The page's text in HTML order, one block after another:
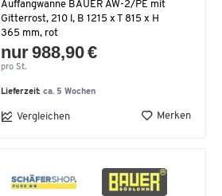
Auffangwanne BAUER AW-2/PE mit
Gitterrost, 210 l, B 1215 x T 815 x H
365 mm, rot
nur 988,90 €
pro St.
Lieferzeit:ca. 5 Wochen
Vergleichen Merken